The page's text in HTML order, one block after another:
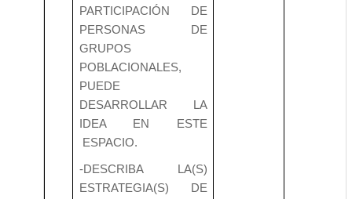
PARTICIPACIÓN DE
PERSONAS DE
GRUPOS
POBLACIONALES,
PUEDE
DESARROLLAR LA
IDEA EN ESTE
ESPACIO.
-DESCRIBA LA(S)
ESTRATEGIA(S) DE